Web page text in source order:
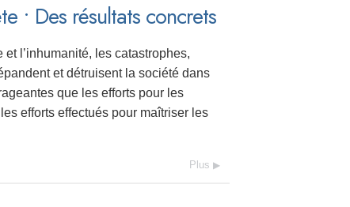
• Des résultats concrets
l’inhumanité, les catastrophes,
et détruisent la société dans
que les efforts pour les
efforts effectués pour maîtriser les
Plus